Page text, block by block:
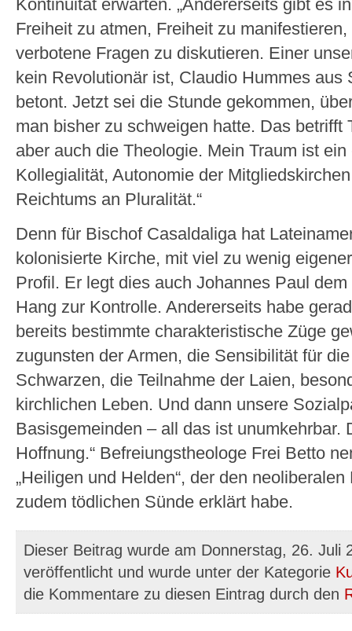
Kontinuität erwarten. „Andererseits gibt es
Freiheit zu atmen, Freiheit zu
verbotene Fragen zu diskutieren. Einer
kein Revolutionär ist, Claudio Hummes aus
betont. Jetzt sei die Stunde gekommen,
man bisher zu schweigen hatte. Das betrifft
aber auch die Theologie. Mein Traum ist
Kollegialität, Autonomie der
Reichtums an Pluralität.“
Denn für Bischof Casaldaliga hat
kolonisierte Kirche, mit viel zu wenig
Profil. Er legt dies auch Johannes Paul
Hang zur Kontrolle. Andererseits habe
bereits bestimmte charakteristische Züge
zugunsten der Armen, die Sensibilität für
Schwarzen, die Teilnahme der Laien,
kirchlichen Leben. Und dann unsere
Basisgemeinden – all das ist unumkehrbar.
Hoffnung.“ Befreiungstheologe Frei Betto
„Heiligen und Helden“, der den
zudem tödlichen Sünde erklärt habe.
Dieser Beitrag wurde am Donnerstag, 26. Juli
veröffentlicht und wurde unter der Kategorie
die Kommentare zu diesen Eintrag durch den